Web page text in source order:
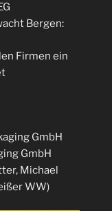
Bergen:
Firmen ein
GmbH
Michael
WW)